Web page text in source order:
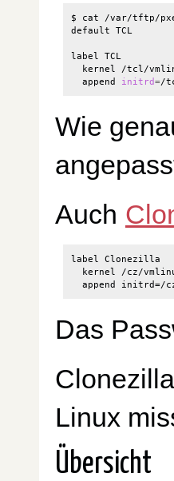
$ cat /var/tftp/
default TCL
label TCL
kernel /tcl/
  append
initrd=
Wie
Auch
label Clonezilla
kernel /cz/
Das
Linux
Übersicht